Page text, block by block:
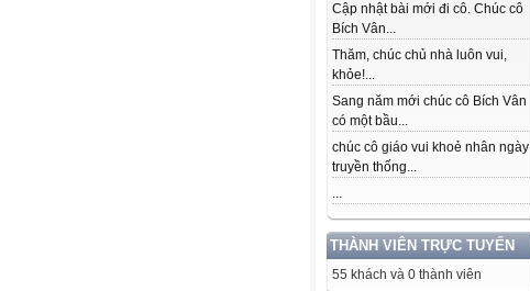
Cập nhật bài mới đi cô. Chúc cô
Bích Vân...
Thăm, chúc chủ nhà luôn vui,
khỏe!...
Sang năm mới chúc cô Bích Vân
có một bầu...
chúc cô giáo vui khoẻ nhân ngày
truyền thống...
...
THÀNH VIÊN TRỰC TUYẾN
55 khách và 0 thành viên